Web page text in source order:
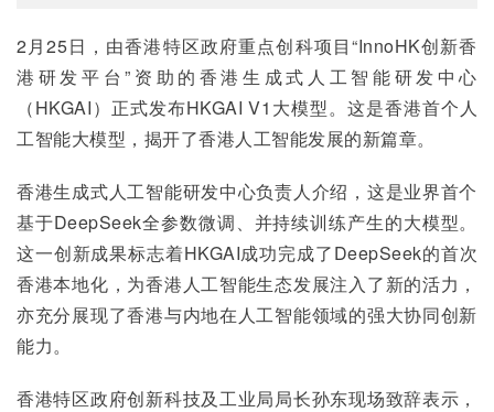
2月25日，由香港特区政府重点创科项目“InnoHK创新香
港研发平台”资助的香港生成式人工智能研发中心
（HKGAI）正式发布HKGAI V1大模型。这是香港首个人
工智能大模型，揭开了香港人工智能发展的新篇章。
香港生成式人工智能研发中心负责人介绍，这是业界首个
基于DeepSeek全参数微调、并持续训练产生的大模型。
这一创新成果标志着HKGAI成功完成了DeepSeek的首次
香港本地化，为香港人工智能生态发展注入了新的活力，
亦充分展现了香港与内地在人工智能领域的强大协同创新
能力。
香港特区政府创新科技及工业局局长孙东现场致辞表示，